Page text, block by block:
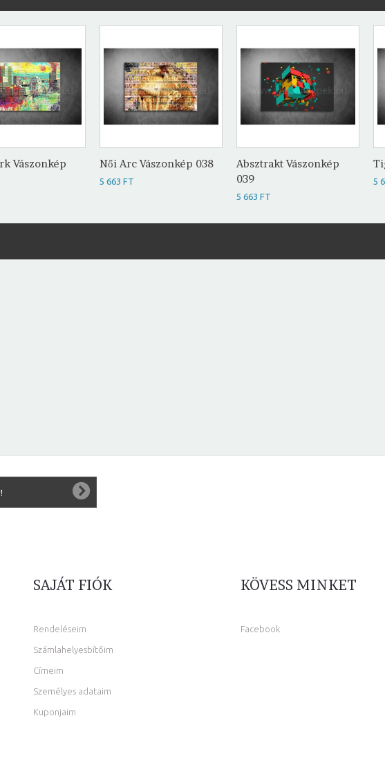
Vászonkép
Női Arc Vászonkép 038
5 663 FT
Absztrakt Vászonkép
039
5 663 FT
5
SAJÁT FIÓK
Rendeléseim
Számlahelyesbítőim
Címeim
Személyes adataim
Kuponjaim
KÖVESS MINKET
Facebook